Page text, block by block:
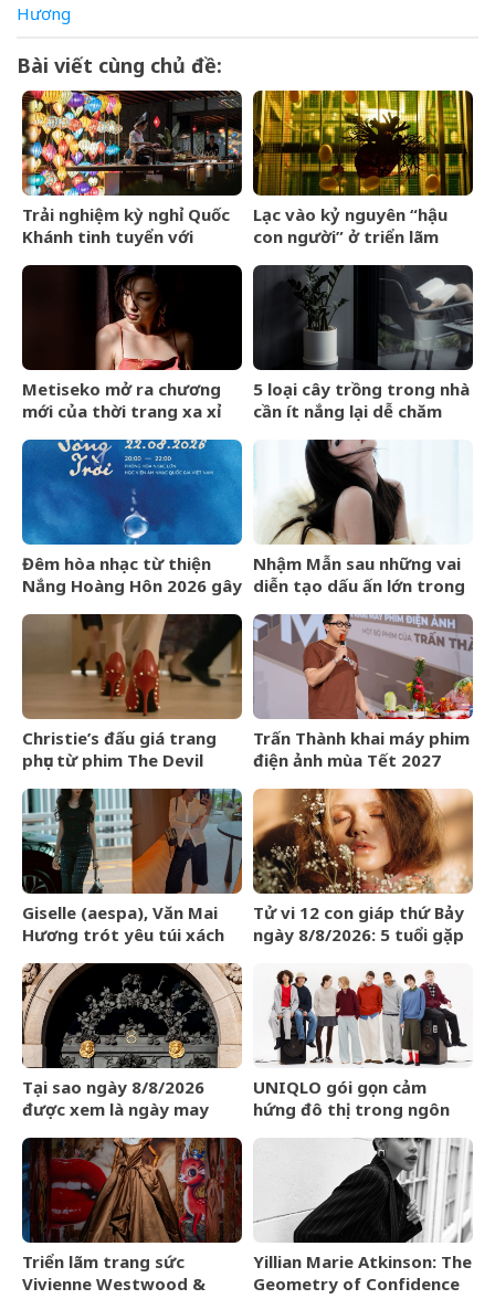
Hương
Bài viết cùng chủ đề:
Trải nghiệm kỳ nghỉ Quốc
Khánh tinh tuyển với
Lạc vào kỷ nguyên “hậu
con người” ở triển lãm
Chit Chítt
Metiseko mở ra chương
mới của thời trang xa xỉ
5 loại cây trồng trong nhà
cần ít nắng lại dễ chăm
Đêm hòa nhạc từ thiện
Nắng Hoàng Hôn 2026 gây
thận nhân tạo
Nhậm Mẫn sau những vai
diễn tạo dấu ấn lớn trong
Christie’s đấu giá trang
phục từ phim The Devil
Trấn Thành khai máy phim
điện ảnh mùa Tết 2027
Giselle (aespa), Văn Mai
Hương trót yêu túi xách
Tử vi 12 con giáp thứ Bảy
ngày 8/8/2026: 5 tuổi gặp
Tại sao ngày 8/8/2026
được xem là ngày may
UNIQLO gói gọn cảm
hứng đô thị trong ngôn
tập Thu Đông 2026
Triển lãm trang sức
Vivienne Westwood &
Yillian Marie Atkinson: The
Geometry of Confidence